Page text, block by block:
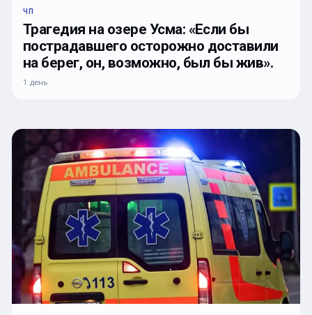
ЧП
Трагедия на озере Усма: «Если бы
пострадавшего осторожно доставили
на берег, он, возможно, был бы жив».
1 день